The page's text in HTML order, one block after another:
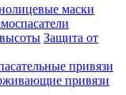
маски
Защита от
привязи
привязи